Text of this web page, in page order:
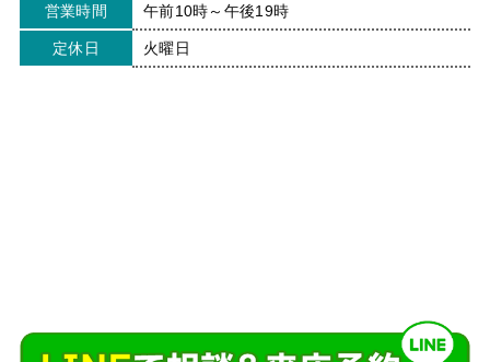
営業時間 午前10時～午後19時
定休日 火曜日